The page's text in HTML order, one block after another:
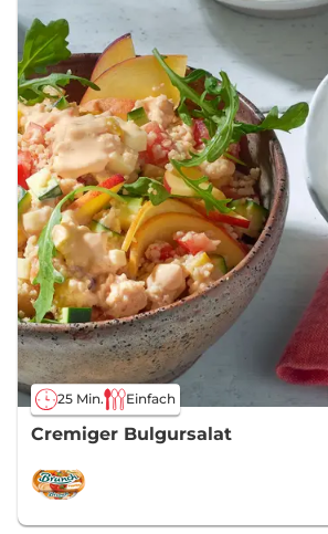
25 Min. Einfach
Cremiger Bulgursalat